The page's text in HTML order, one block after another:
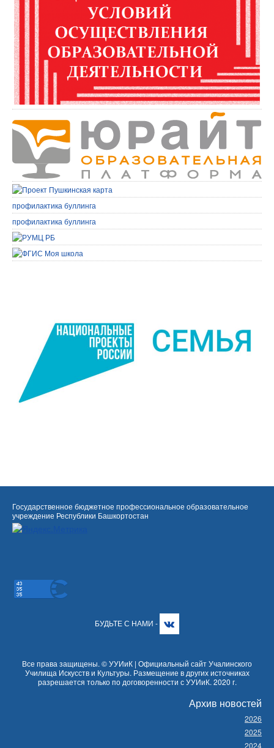
профилактика буллинга
профилактика буллинга
Государственное бюджетное профессиональное образовательное
учреждение Республики Башкортостан
БУДЬТЕ С НАМИ -
Все права защищены. © УУИиК | Официальный сайт Учалинского
Училища Искусств и Культуры. Размещение в других источниках
разрешается только по договоренности с УУИиК. 2020 г.
Архив новостей
2026
2025
2024